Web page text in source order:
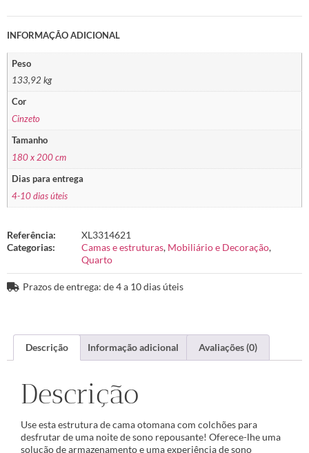
INFORMAÇÃO ADICIONAL
Peso
133,92 kg
Cor
Cinzeto
Tamanho
180 x 200 cm
Dias para entrega
4-10 dias úteis
Referência:
XL3314621
Categorias:
Camas e estruturas, Mobiliário e Decoração,
Quarto
Prazos de entrega: de 4 a 10 dias úteis
Descrição Informação adicional Avaliações (0)
Descrição
Use esta estrutura de cama otomana com colchões para
desfrutar de uma noite de sono repousante! Oferece-lhe uma
solução de armazenamento e uma experiência de sono